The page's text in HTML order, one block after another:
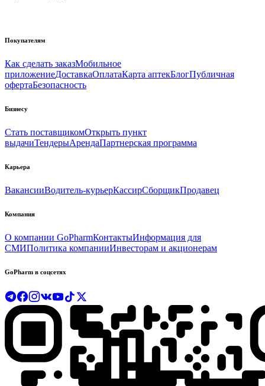
Покупателям
Как сделать заказМобильное
приложениеДоставкаОплатаКарта аптекБлогПубличная
офертаБезопасность
Бизнесу
Стать поставщикомОткрыть пункт
выдачиТендерыАрендаПартнерская программа
Карьера
ВакансииВодитель-курьерКассирСборщикПродавец
Компания
О компании GoPharmКонтактыИнформация для
СМИПолитика компанииИнвесторам и акционерам
GoPharm в соцсетях